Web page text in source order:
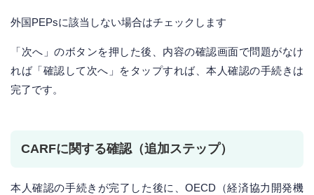
外国PEPsに該当しない場合はチェックします
「次へ」のボタンを押した後、内容の確認画面で問題がなけ
れば「確認して次へ」をタップすれば、本人確認の手続きは
完了です。
CARFに関する確認（追加ステップ）
本人確認の手続きが完了した後に、OECD（経済協力開発機